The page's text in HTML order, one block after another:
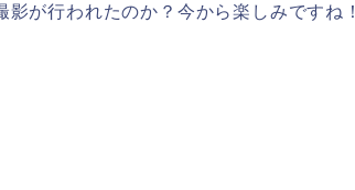
影が行われたのか？今から楽しみですね！